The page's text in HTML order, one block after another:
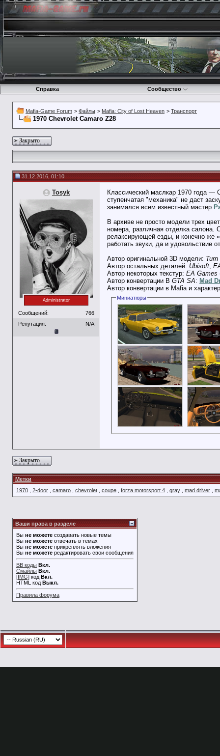
Справка Сообщество
Mafia-Game Forum > Файлы > Mafia: City of Lost Heaven > Транспорт
1970 Chevrolet Camaro Z28
Закрыто
31.12.2016, 01:10
Tosyk
Administrator
Сообщений:
766
Репутация:
N/A
Классический маслкар 1970 года —
ступенчатая "механика" не даст
занимался всем известный мастер
В архиве не просто модели трех
номера, различная отделка салона.
релаксирующей езды, и конечно же
работать звуки, да и удовольствие
Автор оригинальной 3D модели: Turn
Автор остальных деталей: Ubisoft,
Автор некоторых текстур: EA Games
Автор конвертации В GTA SA: Mad
Автор конвертации в Mafia и
Миниатюры
Закрыто
Метки
1970
2-door camaro chevrolet coupe forza motorsport 4 gray mad driver
Ваши права в разделе
Вы не можете создавать новые темы
Вы не можете отвечать в темах
Вы не можете прикреплять вложения
Вы не можете редактировать свои сообщения
BB коды Вкл.
Смайлы Вкл.
[IMG] код Вкл.
HTML код Выкл.
Правила форума